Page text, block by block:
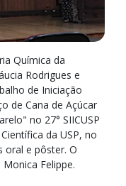
Química da
Rodrigues e
de Iniciação
de Cana de Açúcar
no 27° SIICUSP
da USP, no
oral e pôster. O
Felippe.